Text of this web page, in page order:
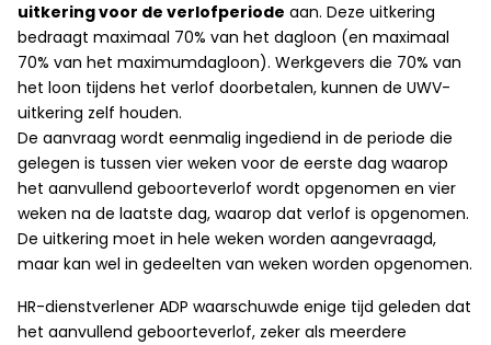
uitkering voor de verlofperiode aan. Deze uitkering
bedraagt maximaal 70% van het dagloon (en maximaal
70% van het maximumdagloon). Werkgevers die 70% van
het loon tijdens het verlof doorbetalen, kunnen de UWV-
uitkering zelf houden.
De aanvraag wordt eenmalig ingediend in de periode die
gelegen is tussen vier weken voor de eerste dag waarop
het aanvullend geboorteverlof wordt opgenomen en vier
weken na de laatste dag, waarop dat verlof is opgenomen.
De uitkering moet in hele weken worden aangevraagd,
maar kan wel in gedeelten van weken worden opgenomen.
HR-dienstverlener ADP waarschuwde enige tijd geleden dat
het aanvullend geboorteverlof, zeker als meerdere